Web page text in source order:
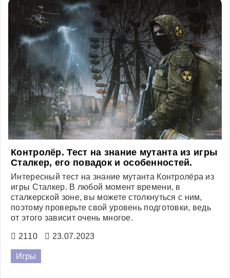
Контролёр. Тест на знание мутанта из игры
Сталкер, его повадок и особенностей.
Интересный тест на знание мутанта Контролёра из
игры Сталкер. В любой момент времени, в
сталкерской зоне, вы можете столкнуться с ним,
поэтому проверьте свой уровень подготовки, ведь
от этого зависит очень многое.
2110 23.07.2023
Игры